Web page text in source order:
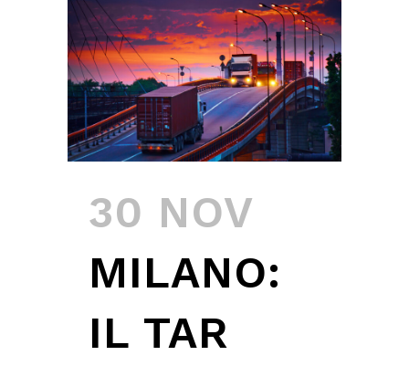
30 NOV
MILANO:
IL TAR